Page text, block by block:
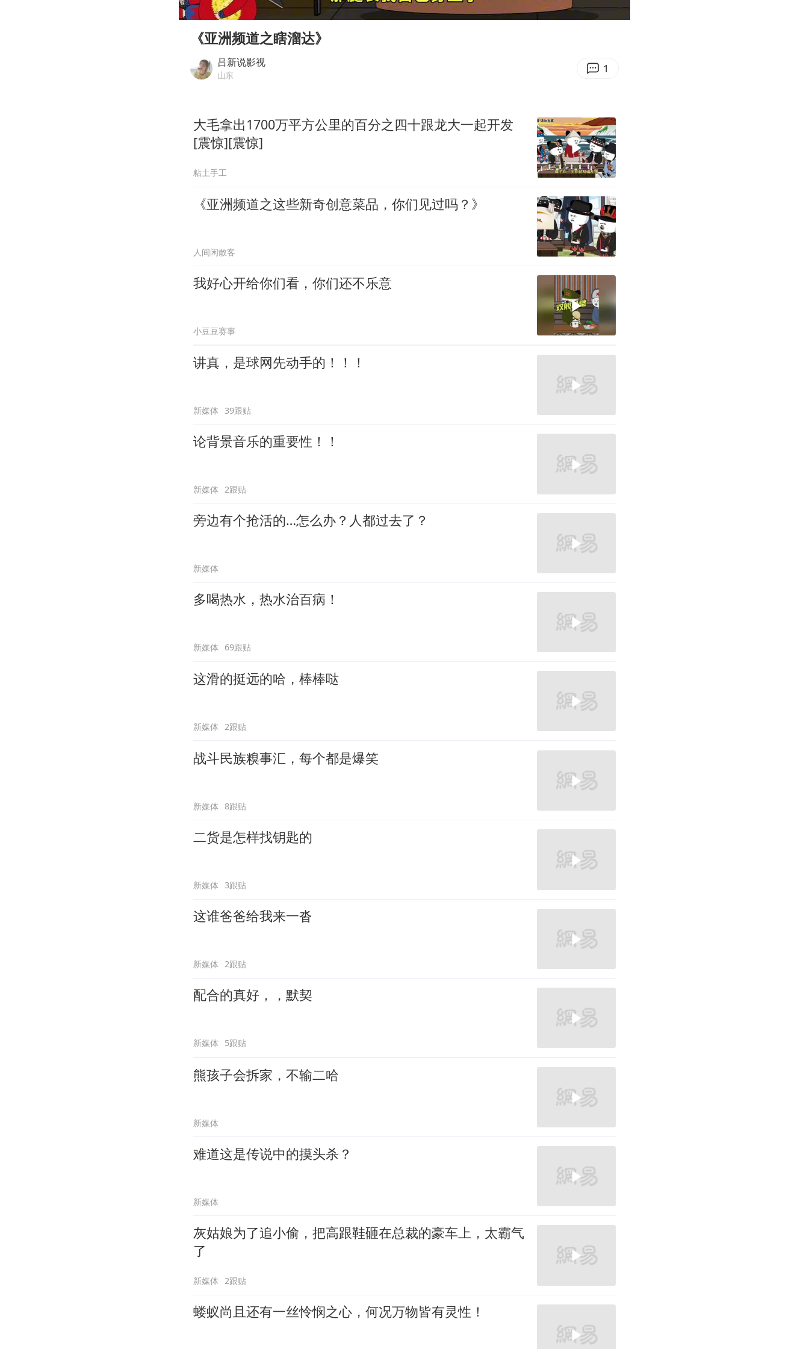
沙特否认与胡塞武装举行会谈
如何把百年大党建设得更加坚强有力
日本籍女网红在韩直播时自杀身亡
Play
00:00
《亚洲频道之瞎溜达》
吕新说影视
山东 1
大毛拿出1700万平方公里的百分之四十跟龙大一起开发
[震惊][震惊]
粘土手工
《亚洲频道之这些新奇创意菜品，你们见过吗？》
人间闲散客
我好心开给你们看，你们还不乐意
小豆豆赛事
讲真，是球网先动手的！！！
新媒体 39跟贴
论背景音乐的重要性！！
新媒体 2跟贴
旁边有个抢活的…怎么办？人都过去了？
新媒体
多喝热水，热水治百病！
新媒体 69跟贴
这滑的挺远的哈，棒棒哒
新媒体 2跟贴
战斗民族糗事汇，每个都是爆笑
新媒体 8跟贴
二货是怎样找钥匙的
新媒体 3跟贴
这谁爸爸给我来一沓
新媒体 2跟贴
配合的真好，，默契
新媒体 5跟贴
熊孩子会拆家，不输二哈
新媒体
难道这是传说中的摸头杀？
新媒体
灰姑娘为了追小偷，把高跟鞋砸在总裁的豪车上，太霸气
了
新媒体 2跟贴
蝼蚁尚且还有一丝怜悯之心，何况万物皆有灵性！